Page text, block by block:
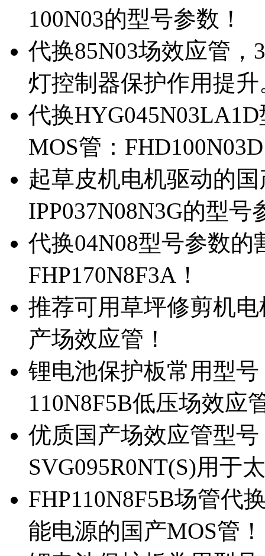
100N03的型号参数！
代换85N03场效应管
灯控制器保护作用提升
代换
MOS管：
起草皮机电机驱动的
IPP037N08N3G的型号
代换04N08型号参数
FHP170N8F3A！
推荐可用草坪修剪机电
产场效应管！
锂电池保护板常用型号
110N8F5B低压场效应
优质国产场效应管型
SVG095R0NT(S)用于
FHP110N8F5B场管代
能电源的国产MOS管！